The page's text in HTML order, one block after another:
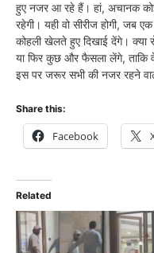
हुए नजर आ रहे हैं। हां, अचानक
रहेगी। यही वो सीरीज होगी, जब
कोहली खेलते हुए दिखाई देंगे। क्या
या फिर कुछ और फैसला लेंगे,
इस पर जरूर सभी की नजर रहने
Share this:
Facebook
Related